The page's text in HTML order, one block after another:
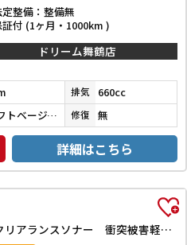
定整備：整備無
付 (1ヶ月・1000km )
ドリーム舞鶴店
排気 660cc
ソフトベージュメタリック 修復 無
詳細はこちら
X バックカメラ ナビ TV クリアランスソナー 衝突被害軽減システム オートライト スマートキー アイドリングストップ 電動格納ミラー ベンチシート CVT 盗難防止システム ABS ESC CD